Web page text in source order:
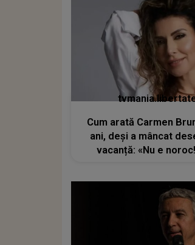
Cum arată Carmen
ani, deși a mâncat
vacanță: «Nu e